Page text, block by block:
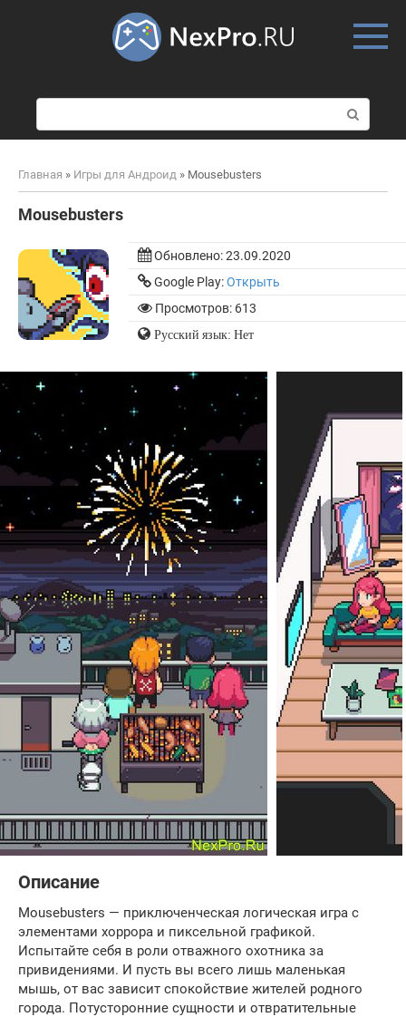
о
и
к
Главная » Игры для Андроид » Mousebusters
Mousebusters
Обновлено:23.09.2020
Google Play:Открыть
Просмотров: 613
Русский язык: Нет
Описание
Mousebusters — приключенческая логическая игра с
элементами хоррора и пиксельной графикой.
Испытайте себя в роли отважного охотника за
привидениями. И пусть вы всего лишь маленькая
мышь, от вас зависит спокойствие жителей родного
города. Потусторонние сущности и отвратительные